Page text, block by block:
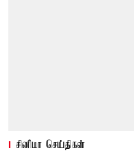
சினிமா செய்திகள்